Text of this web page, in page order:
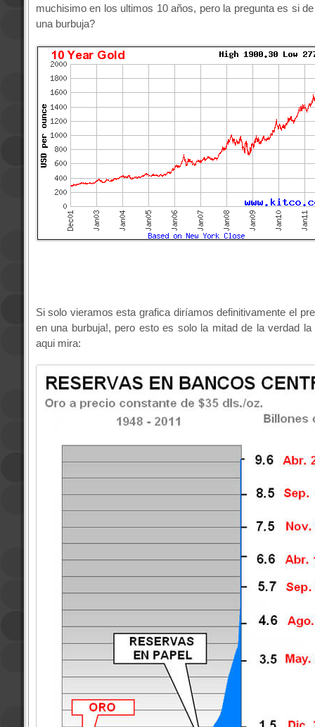
muchisimo en los ultimos 10 años, pero la pregunta es si
una burbuja?
Si solo vieramos esta grafica diríamos definitivamente el
en una burbuja!, pero esto es solo la mitad de la verdad
aqui mira: